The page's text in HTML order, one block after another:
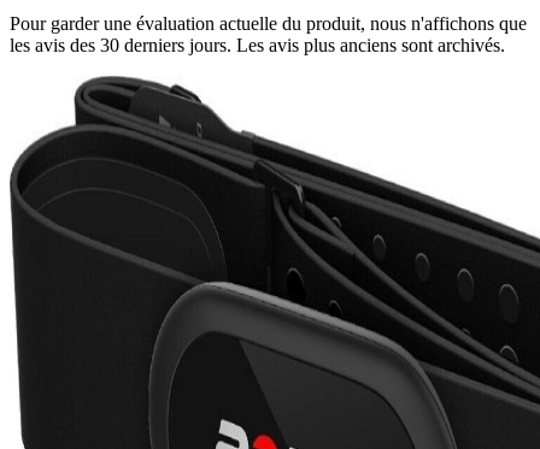
Pour garder une évaluation actuelle du produit, nous n'affichons que
les avis des 30 derniers jours. Les avis plus anciens sont archivés.